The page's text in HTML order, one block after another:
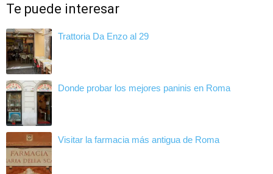
Te puede interesar
Trattoria Da Enzo al 29
Donde probar los mejores paninis en Roma
Visitar la farmacia más antigua de Roma